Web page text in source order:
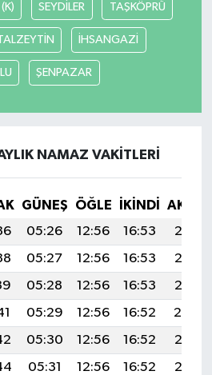
SEYDİLER TAŞKÖPRÜ
İHSANGAZİ
ŞENPAZAR
NAMAZ VAKITLERI
GÜNEŞ ÖĞLE İKINDI
05:26 12:56 16:53
20:17
05:27 12:56 16:53
20:16
05:28 12:56 16:53
20:15
05:29 12:56 16:52
20:14
05:30 12:56 16:52
20:13
05:31 12:56 16:52
20:12